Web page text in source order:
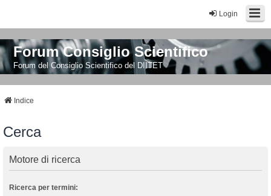
Login
Forum Consiglio Scientifico
Forum del Consiglio Scientifico del DIITET
Indice
Cerca
Motore di ricerca
Ricerca per termini: